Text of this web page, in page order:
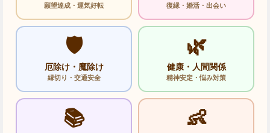
願望達成・運気好転 復縁・婚活・出会い
🛡️
厄除け・魔除け
縁切り・交通安全
🌿
健康・人間関係
精神安定・悩み対策
📚 👶